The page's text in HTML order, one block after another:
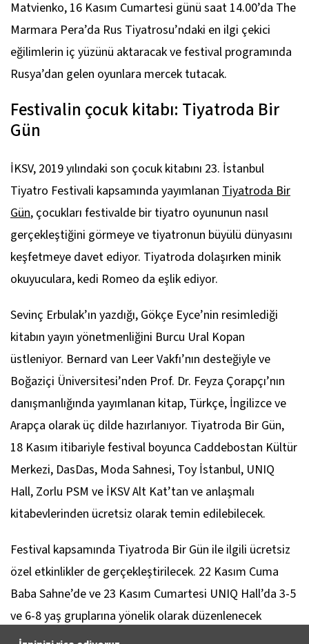
Matvienko, 16 Kasım Cumartesi günü saat 14.00’da The
Marmara Pera’da Rus Tiyatrosu’ndaki en ilgi çekici
eğilimlerin iç yüzünü aktaracak ve festival programında
Rusya’dan gelen oyunlara mercek tutacak.
Festivalin çocuk kitabı: Tiyatroda Bir
Gün
İKSV, 2019 yılındaki son çocuk kitabını 23. İstanbul
Tiyatro Festivali kapsamında yayımlanan Tiyatroda Bir
Gün, çocukları festivalde bir tiyatro oyununun nasıl
gerçekleştiğini görmeye ve tiyatronun büyülü dünyasını
keşfetmeye davet ediyor. Tiyatroda dolaşırken minik
okuyuculara, kedi Romeo da eşlik ediyor.
Sevinç Erbulak’ın yazdığı, Gökçe Eyce’nin resimlediği
kitabın yayın yönetmenliğini Burcu Ural Kopan
üstleniyor. Bernard van Leer Vakfı’nın desteğiyle ve
Boğaziçi Üniversitesi’nden Prof. Dr. Feyza Çorapçı’nın
danışmanlığında yayımlanan kitap, Türkçe, İngilizce ve
Arapça olarak üç dilde hazırlanıyor. Tiyatroda Bir Gün,
18 Kasım itibariyle festival boyunca Caddebostan Kültür
Merkezi, DasDas, Moda Sahnesi, Toy İstanbul, UNIQ
Hall, Zorlu PSM ve İKSV Alt Kat’tan ve anlaşmalı
kitabevlerinden ücretsiz olarak temin edilebilecek.
Festival kapsamında Tiyatroda Bir Gün ile ilgili ücretsiz
özel etkinlikler de gerçekleştirilecek. 22 Kasım Cuma
Baba Sahne’de ve 23 Kasım Cumartesi UNIQ Hall’da 3-5
ve 6-8 yaş gruplarına yönelik olarak düzenlenecek
etkinliklerde, çocuklar kitabın yazarı Sevinç Erbulak ile